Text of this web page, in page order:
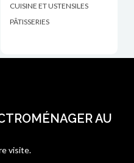
CUISINE ET USTENSILES
PÂTISSERIES
AU
visite.